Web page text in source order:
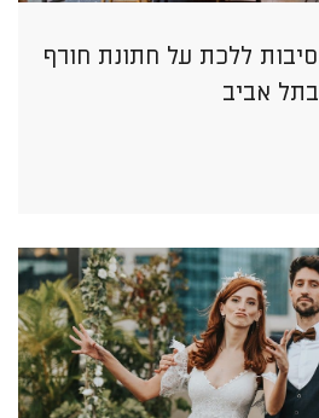
הבחירה החכמה: 7 סיבות ללכת על חתונת חורף
בתל אביב